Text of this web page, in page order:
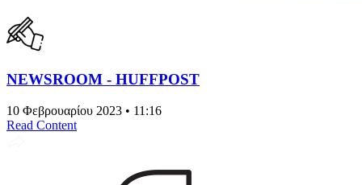
NEWSROOM - HUFFPOST
10 Φεβρουαρίου 2023 • 11:16
Read Content